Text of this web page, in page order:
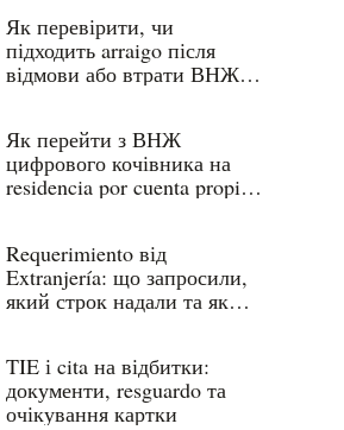
Як перевірити, чи
підходить arraigo після
відмови або втрати ВНЖ в
Як перейти з ВНЖ
цифрового кочівника на
residencia por cuenta propia
Requerimiento від
Extranjería: що запросили,
який строк надали та як
TIE і cita на відбитки:
документи, resguardo та
очікування картки